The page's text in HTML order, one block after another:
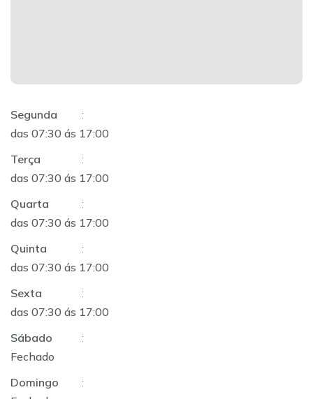
Segunda
:
das 07:30 ás 17:00
Terça
:
das 07:30 ás 17:00
Quarta
:
das 07:30 ás 17:00
Quinta
:
das 07:30 ás 17:00
Sexta
:
das 07:30 ás 17:00
Sábado
:
Fechado
Domingo
: